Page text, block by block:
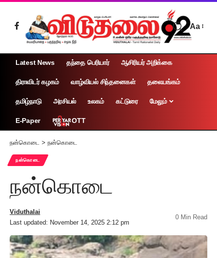
Aa
Latest News தந்தை பெரியார் ஆசிரியர் அறிக்கை
திராவிடர் கழகம் வாழ்வியல் சிந்தனைகள் தலையங்கம்
தமிழ்நாடு அரசியல் உலகம் கட்டுரை மேலும்
E-Paper OTT
நன்கொடை > நன்கொடை
நன்கொடை
நன்கொடை
Last updated: November 14, 2025 2:12 pm
Viduthalai
0 Min Read